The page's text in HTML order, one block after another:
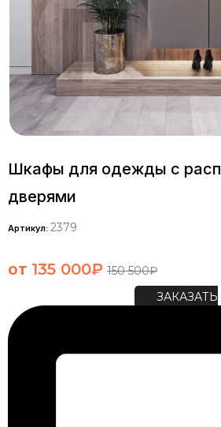
Шкафы для одежды с
дверями
Артикул: 2379
от 135 000₽ 150 500₽
ЗАКАЗАТЬ